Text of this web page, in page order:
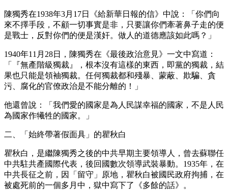
陳獨秀在1938年3月17日《給新華日報的信》中說：「你們向
來不擇手段，不顧一切事實是非，只要讓你們牽著鼻子走的便
是戰士，反對你們的便是漢奸。做人的道德應該如此嗎？」
1940年11月28日，陳獨秀在《最後政治意見》一文中寫道：
「『無產階級獨裁』，根本沒有這樣的東西，即黨的獨裁，結
果也只能是領袖獨裁。任何獨裁都和殘暴、蒙蔽、欺騙、貪
污、腐化的官僚政治是不能分離的！」
他還曾說：「我們愛的國家是為人民謀幸福的國家，不是人民
為國家作犧牲的國家。」
二、「始終帶著假面具」的瞿秋白
瞿秋白，是繼陳獨秀之後的中共早期主要領導人，曾去蘇聯任
中共駐共產國際代表，後回國數次領導武裝暴動。1935年，在
中共長征之前，因「留守」原地，瞿秋白被國民政府拘捕，在
被處死前的一個多月中，獄中寫下了《多餘的話》。